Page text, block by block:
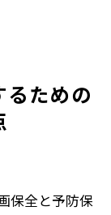
ための
保全と予防保